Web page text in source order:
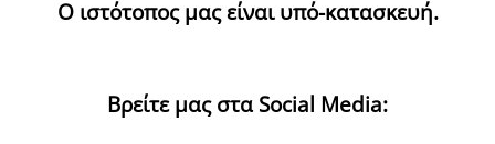
Ο ιστότοπος μας είναι υπό-κατασκευή.
Βρείτε μας στα Social Media: